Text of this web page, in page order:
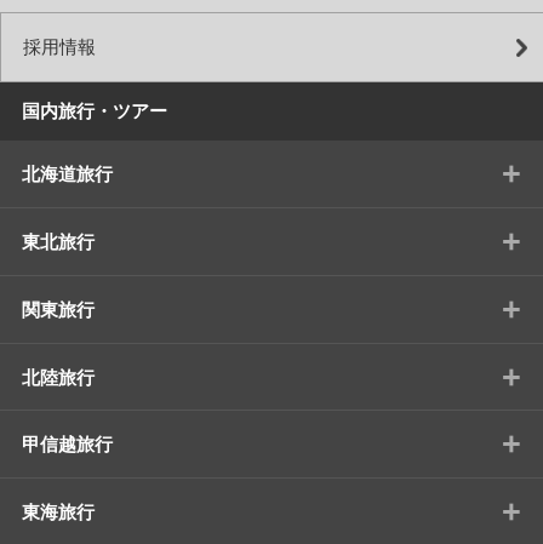
採用情報
国内旅行・ツアー
北海道旅行 +
東北旅行 +
関東旅行 +
北陸旅行 +
甲信越旅行 +
東海旅行 +